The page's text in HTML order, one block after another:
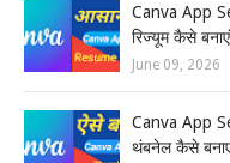
Canva App
रिज्यूम कैसे बनाएं
June 09, 2026
Canva App
थंबनेल कैसे